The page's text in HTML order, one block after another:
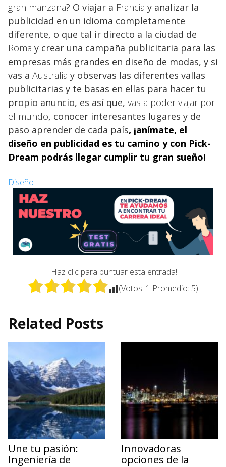
gran manzana? O viajar a Francia y analizar la
publicidad en un idioma completamente
diferente, o que tal ir directo a la ciudad de
Roma y crear una campaña publicitaria para las
empresas más grandes en diseño de modas, y si
vas a Australia y observas las diferentes vallas
publicitarias y te basas en ellas para hacer tu
propio anuncio, es así que, vas a poder viajar por
el mundo, conocer interesantes lugares y de
paso aprender de cada país, ¡anímate, el
diseño en publicidad es tu camino y con Pick-
Dream podrás llegar cumplir tu gran sueño!
Diseño
¡Haz clic para puntuar esta entrada!
(Votos: 1 Promedio: 5)
Related Posts
Une tu pasión:
Ingeniería de
Innovadoras
opciones de la